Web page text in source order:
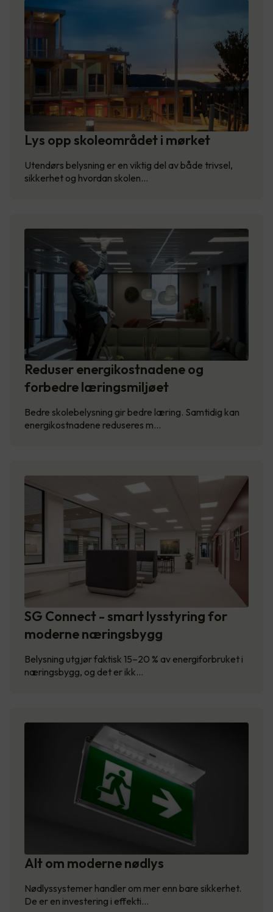
Lys opp skoleområdet i mørket
Utendørs belysning er en viktig del av både trivsel,
sikkerhet og hvordan skolen…
Reduser energikostnadene og
forbedre læringsmiljøet
Bedre skolebelysning gir bedre læring. Samtidig kan
energikostnadene reduseres m…
SG Connect - smart lysstyring for
moderne næringsbygg
Belysning utgjør faktisk 15–20 % av energiforbruket i
næringsbygg, og det er ikk…
Alt om moderne nødlys
Nødlyssystemer handler om mer enn bare sikkerhet.
De er en investering i effekti…